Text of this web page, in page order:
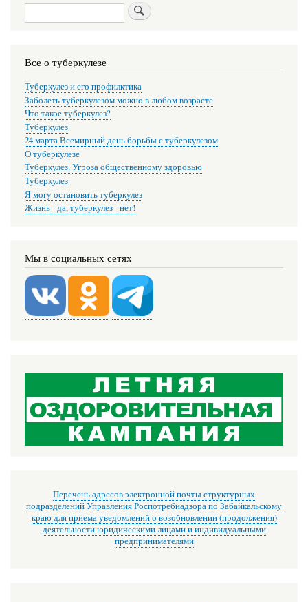
Поиск
Все о туберкулезе
Туберкулез и его профилктика
Заболеть туберкулезом можно в любом возрасте
Что такое туберкулез?
Туберкулез
24 марта Всемирный день борьбы с туберкулезом
О туберкулезе
Туберкулез. Угроза общественному здоровью
Туберкулез
Я могу остановить туберкулез
Жизнь - да, туберкулез - нет!
Мы в социальных сетях
Перечень адресов электронной почты структурных
подразделений Управления Роспотребнадзора по Забайкальскому
краю для приема уведомлений о возобновлении (продолжения)
деятельности юридическими лицами и индивидуальными
предпринимателями